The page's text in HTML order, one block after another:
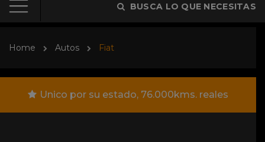
BUSCA LO QUE NECESITAS
Home Autos Fiat
Unico por su estado, 76.000kms. reales